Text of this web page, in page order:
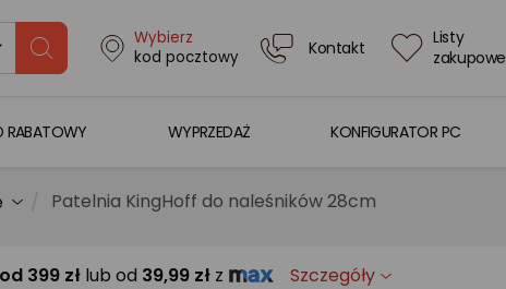
Wybierz
kod pocztowy
Kontakt
Listy
zakupowe
RABATOWY WYPRZEDAŻ KONFIGURATOR PC
Patelnia KingHoff do naleśników 28cm
od 399 zł lub od 39,99 zł z Szczegóły